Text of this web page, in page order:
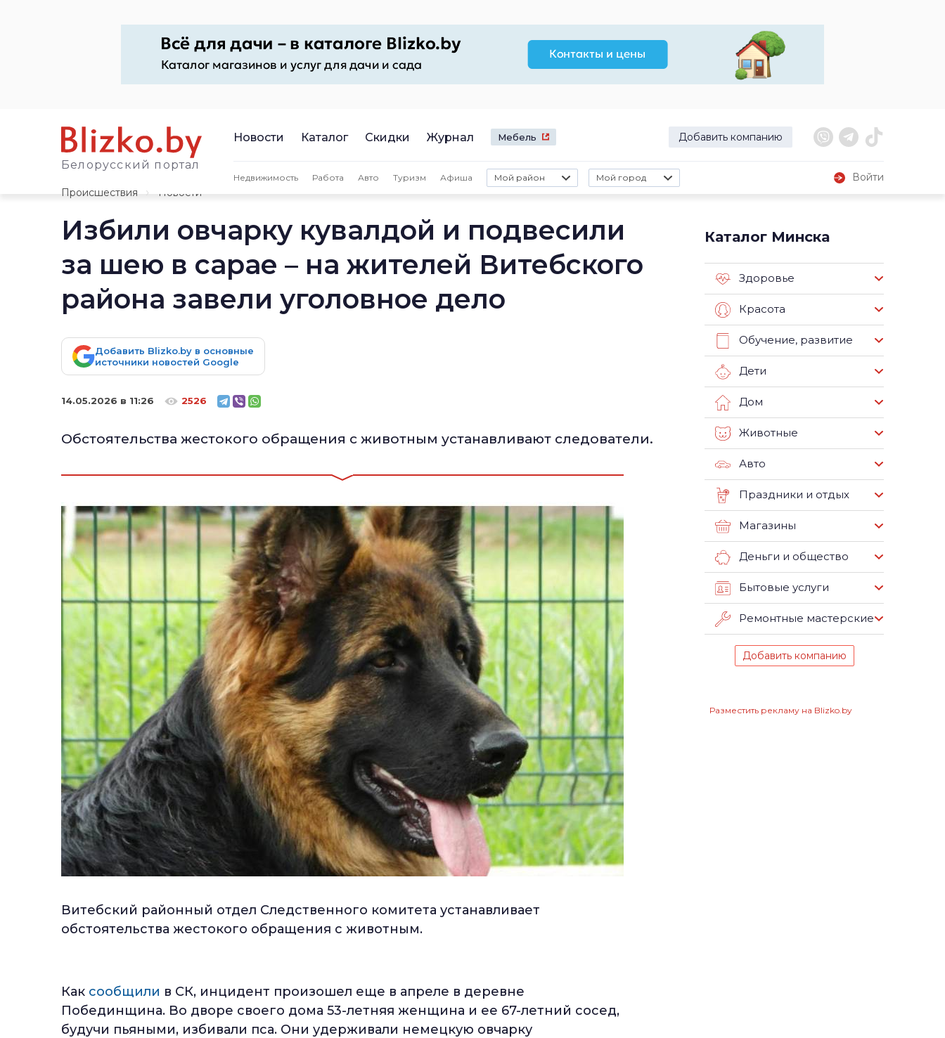
Белорусский портал
Новости Каталог Скидки Журнал Мебель Добавить компанию
Недвижимость Работа Авто Туризм Афиша Мой район Мой город
Войти
Происшествия
Новости
Избили овчарку кувалдой и подвесили
за шею в сарае – на жителей Витебского
района завели уголовное дело
Добавить Blizko.by в основные
источники новостей Google
14.05.2026 в 11:26 2526
Обстоятельства жестокого обращения с животным устанавливают следователи.
Витебский районный отдел Следственного комитета устанавливает
обстоятельства жестокого обращения с животным.
Как сообщили в СК, инцидент произошел еще в апреле в деревне
Побединщина. Во дворе своего дома 53-летняя женщина и ее 67-летний сосед,
будучи пьяными, избивали пса. Они удерживали немецкую овчарку
Каталог Минска
Здоровье
Красота
Обучение, развитие
Дети
Дом
Животные
Авто
Праздники и отдых
Магазины
Деньги и общество
Бытовые услуги
Ремонтные мастерские
Добавить компанию
Разместить рекламу на Blizko.by